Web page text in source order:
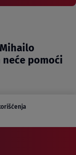
neće pomoći